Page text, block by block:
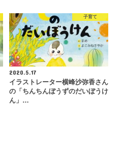
子育て
2020.5.17
イラストレーター横峰沙弥香さん
の「ちんちんぼうずのだいぼうけ
ん」…